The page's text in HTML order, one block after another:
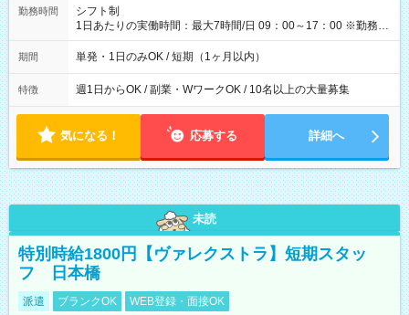
間】試用期間なし
勤務時間
シフト制
1日あたりの実働時間：最大7時間/日 09：00～17：00 ※勤務時
間は 試験により異なります。
期間 単発・1日のみOK / 短期（1ヶ月以内）
特徴 週1日からOK / 副業・WワークOK / 10名以上の大量募集
気になる！ 応募する 詳細へ
未読
特別時給1800円【ヴァレクストラ】短期スタッ
フ 日本橋
派遣 ブランクOK WEB登録・面接OK